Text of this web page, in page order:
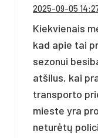
2025-09-05
Kiekvienais
kad apie tai
sezonui
atšilus, kai
transporto
mieste yra
neturėtų